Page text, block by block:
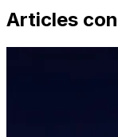
Articles